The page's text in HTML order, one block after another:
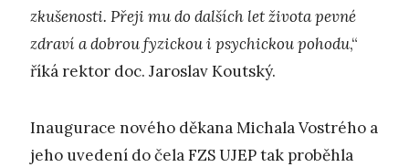
zkušenosti. Přeji mu do dalších let života pevné
zdraví a dobrou fyzickou i psychickou pohodu,“
říká rektor doc. Jaroslav Koutský.
Inaugurace nového děkana Michala Vostrého a
jeho uvedení do čela FZS UJEP tak proběhla